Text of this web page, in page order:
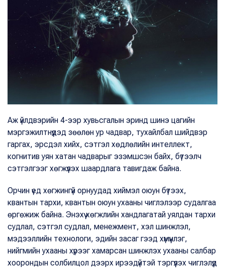
Аж үйлдвэрийн 4-ээр хувьсгалын эринд шинэ цагийн
мэргэжилтнүүдэд зөөлөн ур чадвар, тухайлбал шийдвэр
гаргах, эрсдэл хийх, сэтгэл хөдлөлийн интеллект,
когнитив уян хатан чадварыг эзэмшсэн байх, бүтээлч
сэтгэлгээг хөгжүүлэх шаардлага тавигдаж байна.
Орчин үед хөгжингүй орнуудад хиймэл оюун бүтээх,
квантын тархи, квантын оюун ухааны чиглэлээр судалгаа
өргөжиж байна. Энэхүү хөгжлийн хандлагатай уялдан тархи
судлал, сэтгэл судлал, менежмент, хэл шинжлэл,
мэдээллийн технологи, эдийн засаг гээд хүмүүнлэг,
нийгмийн ухааны хүрээг хамарсан шинжлэх ухааны салбар
хоорондын солбилцол дээрх ирээдүйтэй тэргүүлэх чиглэлүүд